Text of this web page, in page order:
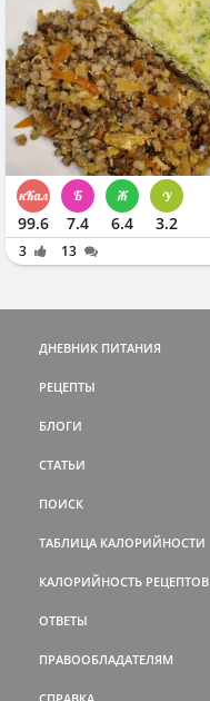
99.6 7.4 6.4 3.2
3 13
ДНЕВНИК ПИТАНИЯ
РЕЦЕПТЫ
БЛОГИ
СТАТЬИ
ПОИСК
ТАБЛИЦА КАЛОРИЙНОСТИ
КАЛОРИЙНОСТЬ РЕЦЕПТОВ
ОТВЕТЫ
ПРАВООБЛАДАТЕЛЯМ